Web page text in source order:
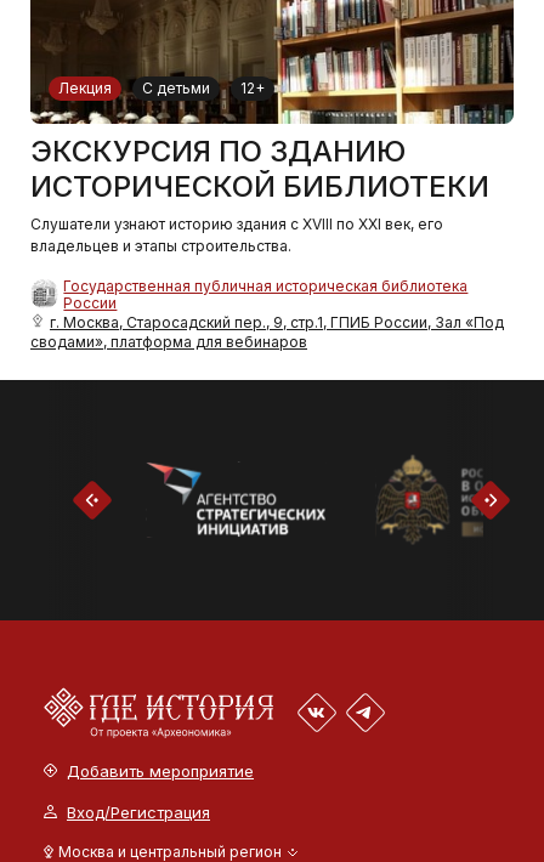
Лекция С детьми 12+
ЭКСКУРСИЯ ПО ЗДАНИЮ
ИСТОРИЧЕСКОЙ БИБЛИОТЕКИ
Слушатели узнают историю здания с XVIII по XXI век, его
владельцев и этапы строительства.
Государственная публичная историческая библиотека
России
г. Москва, Старосадский пер., 9, стр.1, ГПИБ России, Зал «Под
сводами», платформа для вебинаров
Добавить мероприятие
Вход/Регистрация
Москва и центральный регион